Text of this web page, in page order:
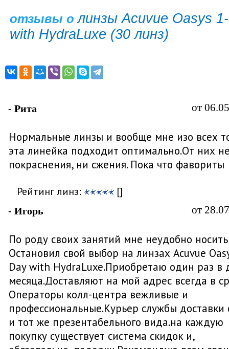
отзывы олинзы Acuvue Oasys
with HydraLuxe (30 линз)
- Рита от
Нормальные линзы и вообще мне изо всех
эта линейка подходит оптимально.От них
покраснения, ни сжения. Пока что фавориты
Рейтинг линз: []
- Игорь от
По роду своих занятий мне неудобно носить
Остановил свой выбор на линзах Acuvue
Day with HydraLuxe.Приобретаю один раз в
месяца.Доставляют на мой адрес всегда в
Операторы колл-центра вежливые и
профессиональные.Курьер службы доставки
и тот же презентабельного вида.на каждую
покупку существует система скидок и,